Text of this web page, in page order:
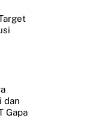
dan
Gapa